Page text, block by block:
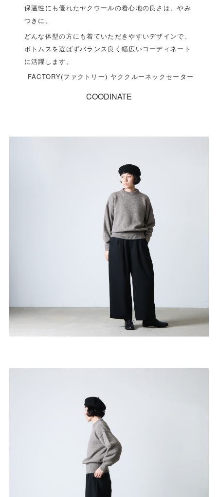
保温性にも優れたヤクウールの着心地の良さは、やみ
つきに。
どんな体型の方にも着ていただきやすいデザインで、
ボトムスを選ばずバランス良く幅広いコーディネート
に活躍します。
FACTORY(ファクトリー) ヤククルーネックセーター
COODINATE